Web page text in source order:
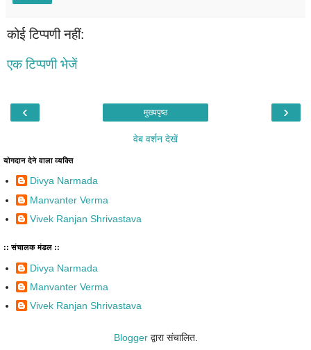
कोई टिप्पणी नहीं:
एक टिप्पणी भेजें
‹ ›
मुख्यपृष्ठ
वेब वर्शन देखें
योगदान देने वाला व्यक्ति
Divya Narmada
Manvanter Verma
Vivek Ranjan Shrivastava
:: संचालक मंडल ::
Divya Narmada
Manvanter Verma
Vivek Ranjan Shrivastava
Bloggerद्वारा संचालित.